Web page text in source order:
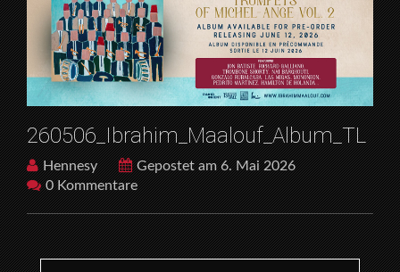
260506_Ibrahim_Maalouf_Album_TL
Hennesy
Gepostet am 6. Mai 2026
0 Kommentare
Search for: